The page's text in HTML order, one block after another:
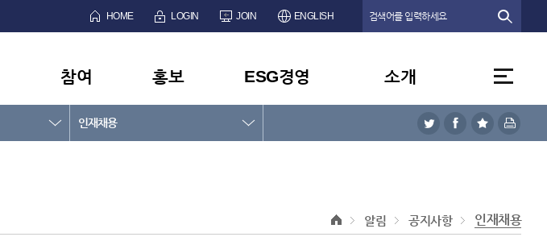
HOME LOGIN JOIN ENGLISH
참여 홍보 ESG경영 소개
인재채용
알림 공지사항 인재채용